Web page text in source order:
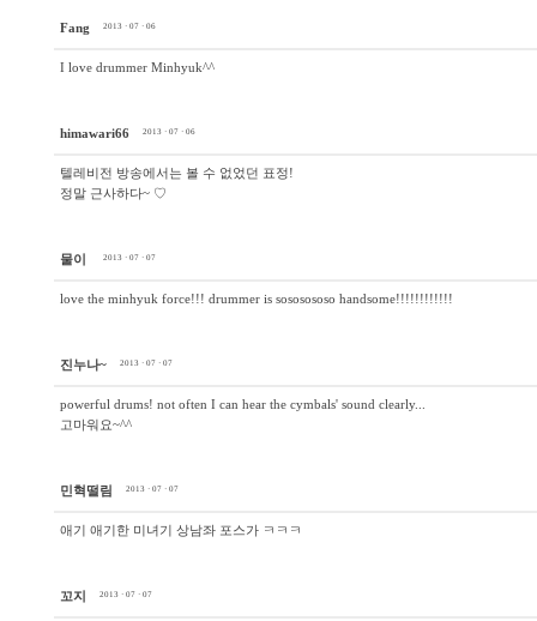
Fang 2013 · 07 · 06
I love drummer Minhyuk^^
himawari66 2013 · 07 · 06
텔레비전 방송에서는 볼 수 없었던 표정!
정말 근사하다~ ♡
물이 2013 · 07 · 07
love the minhyuk force!!! drummer is sososososo handsome!!!!!!!!!!!!
진누나~ 2013 · 07 · 07
powerful drums! not often I can hear the cymbals' sound clearly...
고마워요~^^
민혁떨림 2013 · 07 · 07
애기 애기한 미녀기 상남좌 포스가 ㅋㅋㅋ
꼬지 2013 · 07 · 07